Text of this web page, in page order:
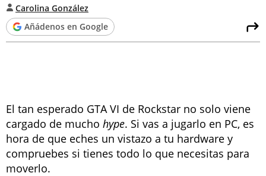
Carolina González
Añádenos en Google
El tan esperado GTA VI de Rockstar no solo viene
cargado de mucho hype. Si vas a jugarlo en PC, es
hora de que eches un vistazo a tu hardware y
compruebes si tienes todo lo que necesitas para
moverlo.